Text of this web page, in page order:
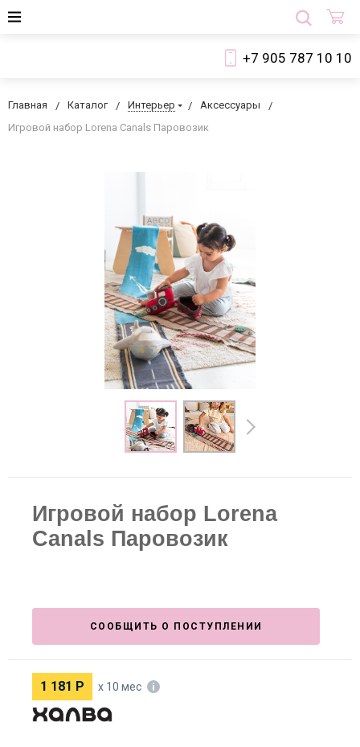
+7 905 787 10 10
Главная Каталог Интерьер
Аксессуары
Игровой набор Lorena Canals Паровозик
Игровой набор Lorena
Canals Паровозик
СООБЩИТЬ О ПОСТУПЛЕНИИ
1 181 Р х 10 мес